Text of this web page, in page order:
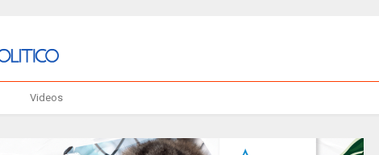
Videos